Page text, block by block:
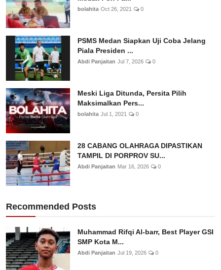
bolahita Oct 26, 2021 0
PSMS Medan Siapkan Uji Coba Jelang
Piala Presiden ...
Abdi Panjaitan Jul 7, 2026 0
Meski Liga Ditunda, Persita Pilih
Maksimalkan Pers...
bolahita Jul 1, 2021 0
28 CABANG OLAHRAGA DIPASTIKAN
TAMPIL DI PORPROV SU...
Abdi Panjaitan Mar 16, 2026 0
Recommended Posts
Muhammad Rifqi Al-barr, Best Player GSI
SMP Kota M...
Abdi Panjaitan Jul 19, 2026 0